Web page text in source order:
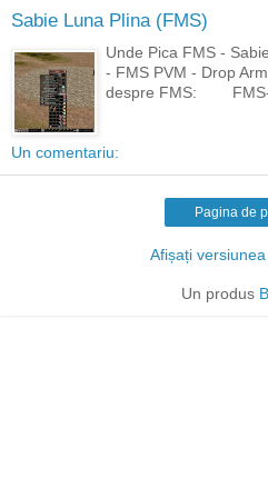
Sabie Luna Plina (FMS)
Unde Pica FMS -
- FMS PVM - Drop
despre FMS: FMS-
Un comentariu:
Pagina de
Afișați
Un produs